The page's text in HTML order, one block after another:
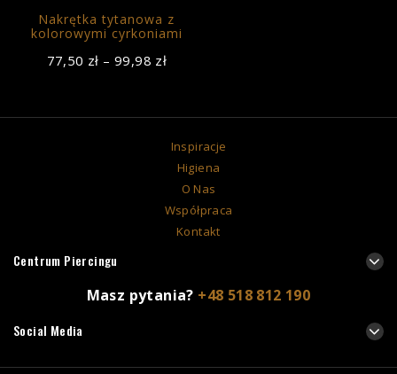
Nakrętka tytanowa z
kolorowymi cyrkoniami
77,50 zł – 99,98 zł
Inspiracje
Higiena
O Nas
Współpraca
Kontakt
Centrum Piercingu
Masz pytania? +48 518 812 190
Social Media